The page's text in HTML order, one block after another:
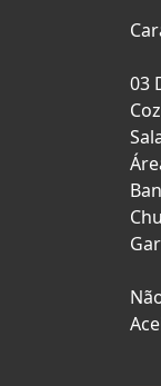
03